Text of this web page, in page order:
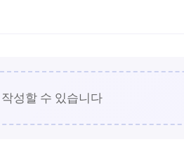
성할 수 있습니다